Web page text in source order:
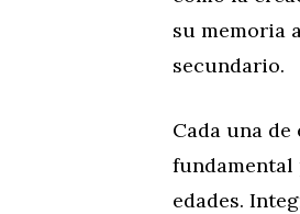
su memoria
secundario.
Cada una
fundamental
edades.